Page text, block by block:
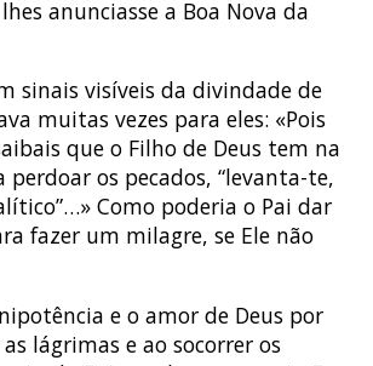
anunciasse a Boa Nova da
sinais visíveis da divindade de
muitas vezes para eles: «Pois
que o Filho de Deus tem na
os pecados, “levanta-te,
Como poderia o Pai dar
fazer um milagre, se Ele não
e o amor de Deus por
lágrimas e ao socorrer os